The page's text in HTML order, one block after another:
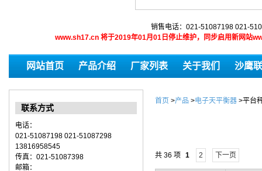
销售电话：021-51087198 021-
www.sh17.cn 将于2019年01月01日停止维护，同步启用新网站
网站首页 产品介绍 厂家列表 关于我们 沙鹰
联系方式
电话：
021-51087198 021-51087298
13816958545
传真：021-51087398
邮箱：
首页 >产品 >电子天平衡器 >平台
共 36 项 1 2 下一页